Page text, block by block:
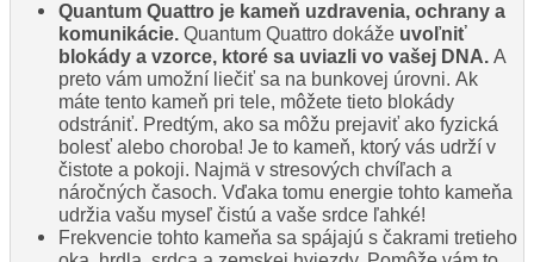
Quantum Quattro je kameň uzdravenia, ochrany a
komunikácie. Quantum Quattro dokáže uvoľniť
blokády a vzorce, ktoré sa uviazli vo vašej DNA. A
preto vám umožní liečiť sa na bunkovej úrovni. Ak
máte tento kameň pri tele, môžete tieto blokády
odstrániť. Predtým, ako sa môžu prejaviť ako fyzická
bolesť alebo choroba! Je to kameň, ktorý vás udrží v
čistote a pokoji. Najmä v stresových chvíľach a
náročných časoch. Vďaka tomu energie tohto kameňa
udržia vašu myseľ čistú a vaše srdce ľahké!
Frekvencie tohto kameňa sa spájajú s čakrami tretieho